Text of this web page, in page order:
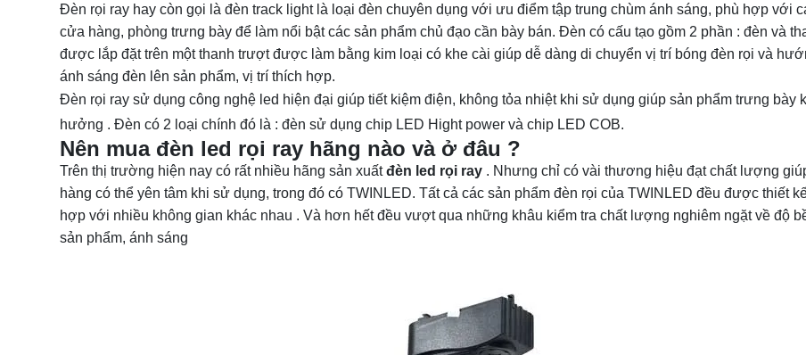
Đèn rọi ray hay còn gọi là đèn track light là loại đèn chuyên dụng với ưu điểm tập trung chùm ánh sáng, phù hợp với
cửa hàng, phòng trưng bày để làm nổi bật các sản phẩm chủ đạo cần bày bán. Đèn có cấu tạo gồm 2 phần : đèn và
được lắp đặt trên một thanh trượt được làm bằng kim loại có khe cài giúp dễ dàng di chuyển vị trí bóng đèn rọi và
ánh sáng đèn lên sản phẩm, vị trí thích hợp.
Đèn rọi ray sử dụng công nghệ led hiện đại giúp tiết kiệm điện, không tỏa nhiệt khi sử dụng giúp sản phẩm trưng bày
hưởng . Đèn có 2 loại chính đó là : đèn sử dụng chip LED Hight power và chip LED COB.
Nên mua đèn led rọi ray hãng nào và ở đâu ?
Trên thị trường hiện nay có rất nhiều hãng sản xuấtđèn led rọi ray . Nhưng chỉ có vài thương hiệu đạt chất lượng
hàng có thể yên tâm khi sử dụng, trong đó có TWINLED. Tất cả các sản phẩm đèn rọi của TWINLED đều được thiết
hợp với nhiều không gian khác nhau . Và hơn hết đều vượt qua những khâu kiểm tra chất lượng nghiêm ngặt về độ
sản phẩm, ánh sáng